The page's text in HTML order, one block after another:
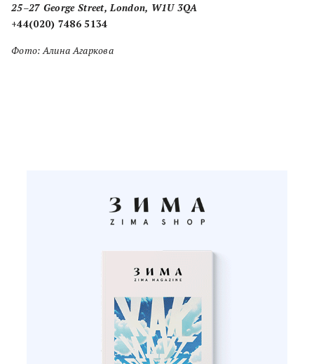
25–27 George Street, London, W1U 3QA
+44(020) 7486 5134
Фото: Алина Агаркова